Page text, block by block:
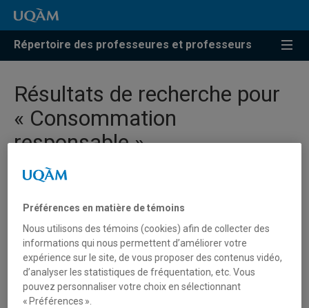
Répertoire des professeures et professeurs
Résultats de recherche pour
« Consommation
responsable »
Bulle, Cécile
bulle.cecile@uqam.ca
Consommation responsable
Préférences en matière de témoins
Nous utilisons des témoins (cookies) afin de collecter des
informations qui nous permettent d’améliorer votre
expérience sur le site, de vous proposer des contenus vidéo,
d’analyser les statistiques de fréquentation, etc. Vous
pouvez personnaliser votre choix en sélectionnant
« Préférences ».